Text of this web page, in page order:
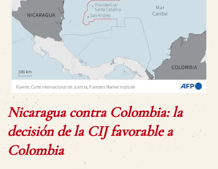
Nicaragua contra Colombia: la
decisión de la CIJ favorable a
Colombia